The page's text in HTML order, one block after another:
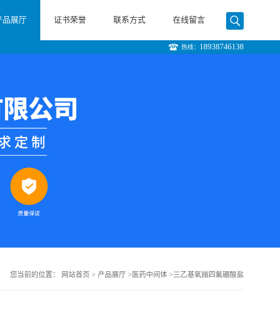
品展厅 证书荣誉 联系方式 在线留言
热线： 18938746138
您当前的位置： 网站首页 > 产品展厅 > 医药中间体 >三乙基氧鎓四氟硼酸盐